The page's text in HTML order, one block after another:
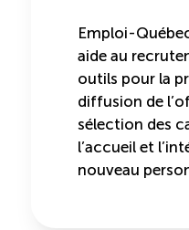
Emploi-
aide au
outils pour la
diffusion de
sélection des
l’accueil et
nouveau